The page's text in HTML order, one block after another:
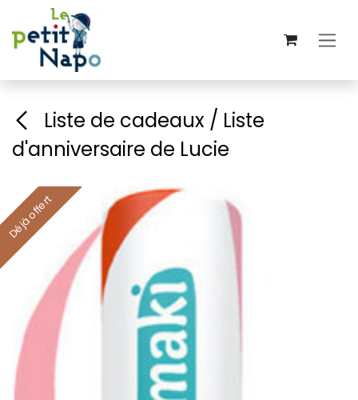
Se rendre au contenu
Liste de cadeaux / Liste
d'anniversaire de Lucie
Déjà offert